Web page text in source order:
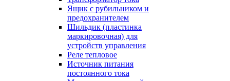
Ящик с рубильником и
предохранителем
Шильдик (пластинка
маркировочная) для
устройств управления
Реле тепловое
Источник питания
постоянного тока